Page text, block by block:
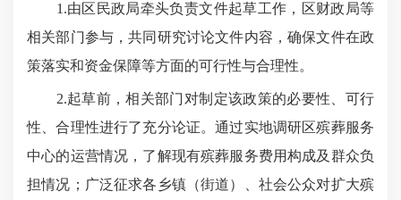
1.由区民政局牵头负责文件起草工作，区财政局等
相关部门参与，共同研究讨论文件内容，确保文件在政
策落实和资金保障等方面的可行性与合理性。
2.起草前，相关部门对制定该政策的必要性、可行
性、合理性进行了充分论证。通过实地调研区殡葬服务
中心的运营情况，了解现有殡葬服务费用构成及群众负
担情况；广泛征求各乡镇（街道）、社会公众对扩大殡